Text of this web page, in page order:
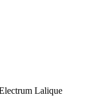
Lalique